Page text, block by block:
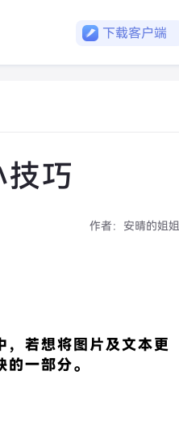
下载客户端
巧
作者： 安晴的姐姐
，若想将图片及文本更
一部分。